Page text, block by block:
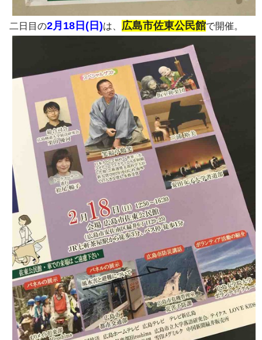
二日目の2月18日(日)は、 広島市佐東公民館で開催。